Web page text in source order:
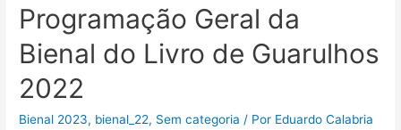
Programação Geral da
Bienal do Livro de Guarulhos
2022
Bienal 2023, bienal_22, Sem categoria / Por Eduardo Calabria